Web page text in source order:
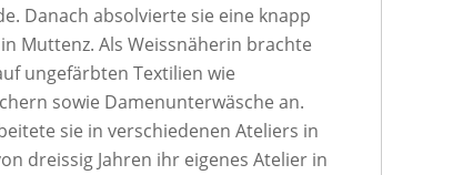
Danach absolvierte sie eine knapp
Muttenz. Als Weissnäherin brachte
ungefärbten Textilien wie
sowie Damenunterwäsche an.
sie in verschiedenen Ateliers in
dreissig Jahren ihr eigenes Atelier in